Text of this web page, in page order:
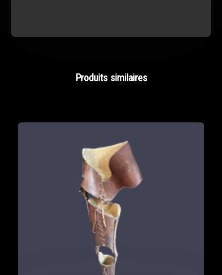
Produits similaires